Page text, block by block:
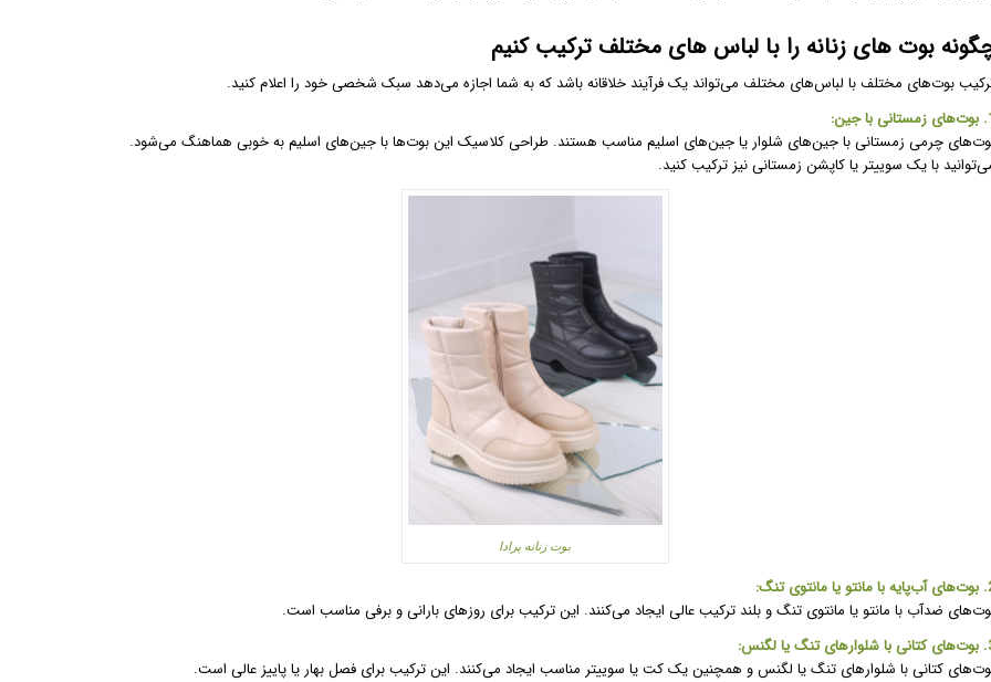
بوت های زنانه را با لباس های مختلف ترکیب کنیم
بوت‌های مختلف با لباس‌های مختلف می‌تواند یک فرآیند خلاقانه باشد که به شما اجازه می‌دهد سبک شخصی خود را اعلام کنید.
با جین:
چرمی زمستانی با جین‌های شلوار یا جین‌های اسلیم مناسب هستند. طراحی کلاسیک این بوت‌ها با جین‌های اسلیم به خوبی هماهنگ می‌شود.
با یک سوییتر یا کاپشن زمستانی نیز ترکیب کنید.
بوت زنانه پرادا
تنگ:
ضدآب با مانتو یا مانتوی تنگ و بلند ترکیب عالی ایجاد می‌کنند. این ترکیب برای روزهای بارانی و برفی مناسب است.
یا لگنس:
کتانی با شلوارهای تنگ یا لگنس و همچنین یک کت یا سوییتر مناسب ایجاد می‌کنند. این ترکیب برای فصل بهار یا پاییز عالی است.